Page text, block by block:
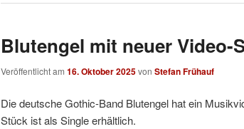
Blutengel mit neuer Video-
Veröffentlicht am 16. Oktober 2025von Stefan Frühauf
Die deutsche Gothic-Band Blutengel hat ein
Stück ist als Single erhältlich.